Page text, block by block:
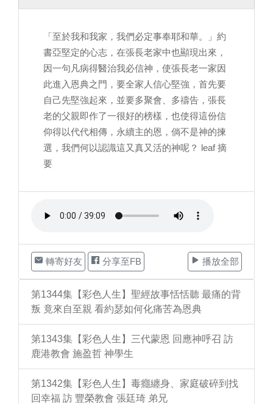
「至於我和我家，我們必定事奉耶和華。」約
書亞堅定的心志，在張長老家中也顯現出來，
因一句凡病得醫治我必信神，使張長老一家因
此進入恩典之門，要全家人信心堅強，首先要
自己先堅強起來，並要多聚會、多禱告，張長
老的父親即作了一很好的榜樣，也使得這份信
仰得以代代相傳，永續主的恩，倘不是神的揀
選，我們何以認識這又真又活的神呢？ leaf 摘
要
轉寄好友 分享至FB 播放全部
第1344集【彩色人生】聖經故事恬恬聽 最痛的背
叛 竟來自至親 看約瑟如何化痛苦為恩典
第1343集【彩色人生】三代蒙恩 回應神呼召 訪
鹿港教會 施盈哲 神學生
第1342集【彩色人生】毒癮纏身、家庭破碎到找
回幸福 訪 豐榮教會 張廷琦 弟兄